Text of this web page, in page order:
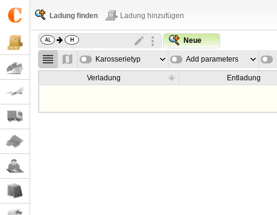
Ladung finden Ladung hinzufügen
Neue
Karosserietyp Add parameters
Verladung Entladung